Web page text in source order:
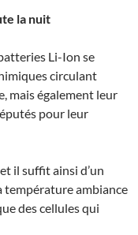
la nuit
Li-Ion se
circulant
mais également leur
pour leur
il suffit ainsi d’un
température ambiance
des cellules qui